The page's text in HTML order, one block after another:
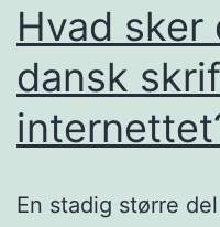
Hvad sker
dansk
En stadig større